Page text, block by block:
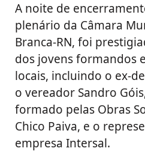
A noite de
plenário da Câmara
Branca-RN, foi
dos jovens formandos
locais, incluindo o ex-
o vereador Sandro
formado pelas Obras
Chico Paiva, e o
empresa Intersal.